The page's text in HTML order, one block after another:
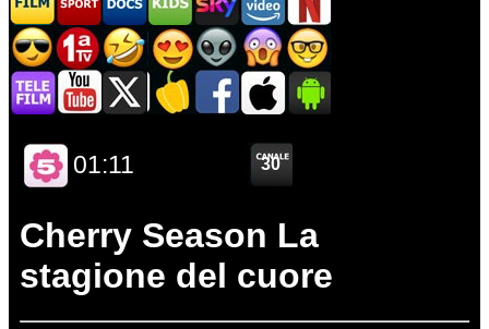
Cherry Season La
stagione del cuore